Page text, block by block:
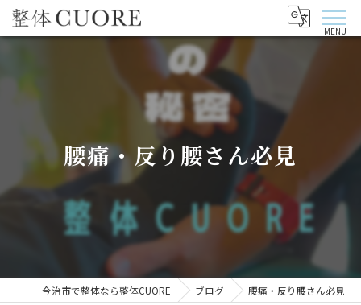
腰痛・反り腰さん必見
今治市で整体なら整体CUORE ブログ 腰痛・反り腰さん必見